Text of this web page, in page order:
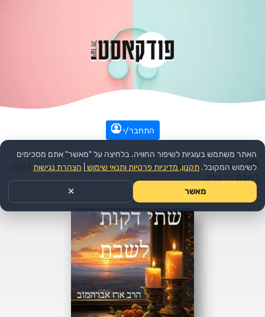
התחבר/י
עמוד הבית >> דת ורוחני >> יהדות >>הפודקאסט: שתי דקות
האתר משתמש בעוגיות לשיפור החוויה. בלחיצה על "מאשר" אתם מסכימים
לשימוש המקובל. תקנון, מדיניות פרטיות ותנאי שימוש הצהרת נגישות
מאשר ✕